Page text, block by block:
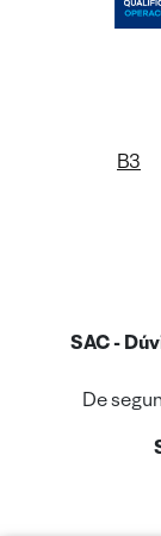
B3
SAC -
De